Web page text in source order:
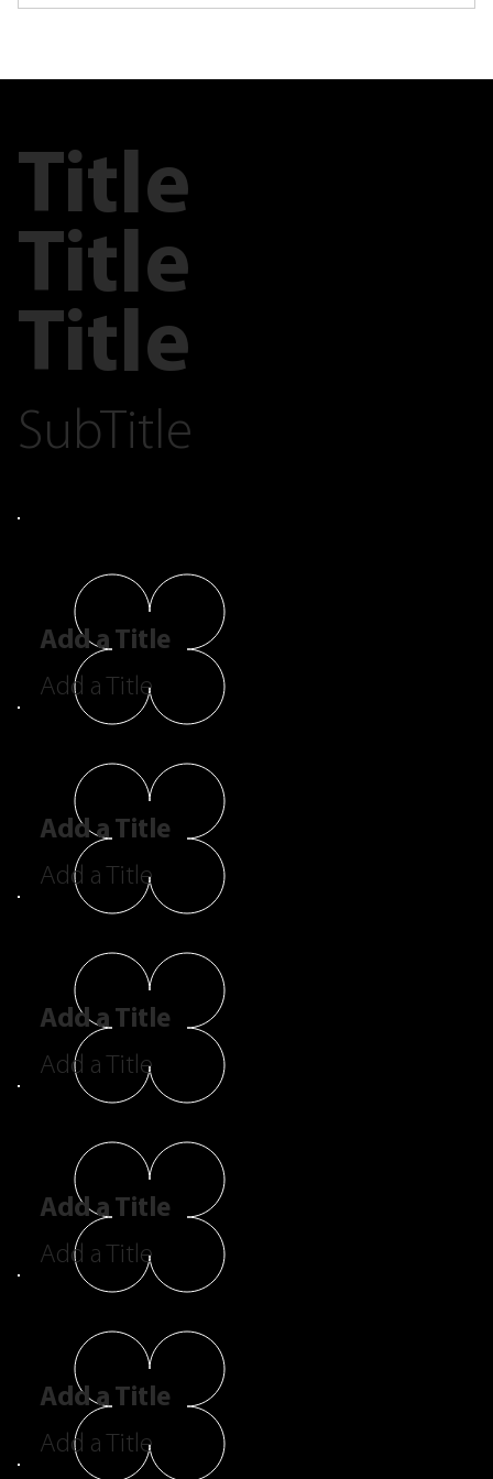
Title
Title
Title
SubTitle
Add a Title
Add a Title
Add a Title
Add a Title
Add a Title
Add a Title
Add a Title
Add a Title
Add a Title
Add a Title